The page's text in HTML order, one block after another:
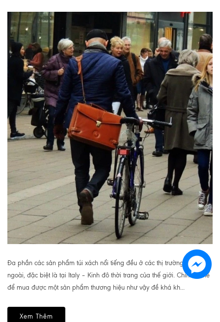
Đa phần các sản phẩm túi xách nổi tiếng đều ở các thị trường nước
ngoài, đặc biệt là tại Italy – Kinh đô thời trang của thế giới. Chính vì thế
để mua được một sản phẩm thương hiệu như vậy đề khá kh...
Xem Thêm